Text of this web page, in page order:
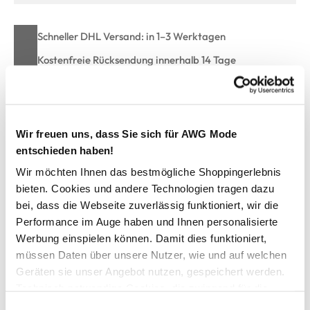
Wir freuen uns, dass Sie sich für AWG Mode
entschieden haben!
Wir möchten Ihnen das bestmögliche Shoppingerlebnis
bieten. Cookies und andere Technologien tragen dazu
bei, dass die Webseite zuverlässig funktioniert, wir die
Performance im Auge haben und Ihnen personalisierte
Werbung einspielen können. Damit dies funktioniert,
müssen Daten über unsere Nutzer, wie und auf welchen
Geräten sie unser Angebot nutzen, gespeichert werden.
Schneller DHL Versand: in 1–3 Werktagen
Kostenfreie Rücksendung innerhalb 14 Tage
Kostenlose Filiallieferung in Ihre Wunschfiliale
Zur Wunschliste hinzufügen
Hailys SS C TP LOVE YOU T-Shirt
Schönes Damen T-Shirt von Hailys
Mit Rundhals-Ausschnitt
Mit verschiedenen Motiven auf der Brust
Schmucksteine auf den Motiven